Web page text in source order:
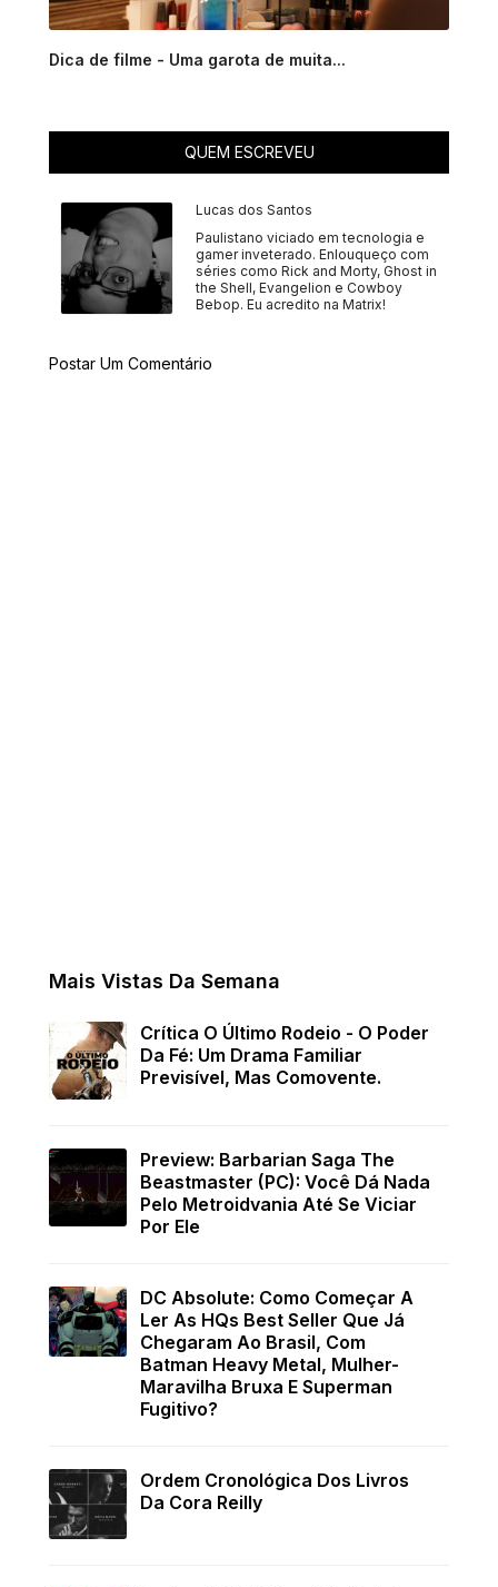
Dica de filme - Uma garota de muita...
QUEM ESCREVEU
Lucas dos Santos
Paulistano viciado em tecnologia e
gamer inveterado. Enlouqueço com
séries como Rick and Morty, Ghost in
the Shell, Evangelion e Cowboy
Bebop. Eu acredito na Matrix!
Postar Um Comentário
Mais Vistas Da Semana
Crítica O Último Rodeio - O Poder
Da Fé: Um Drama Familiar
Previsível, Mas Comovente.
Preview: Barbarian Saga The
Beastmaster (PC): Você Dá Nada
Pelo Metroidvania Até Se Viciar
Por Ele
DC Absolute: Como Começar A
Ler As HQs Best Seller Que Já
Chegaram Ao Brasil, Com
Batman Heavy Metal, Mulher-
Maravilha Bruxa E Superman
Fugitivo?
Ordem Cronológica Dos Livros
Da Cora Reilly